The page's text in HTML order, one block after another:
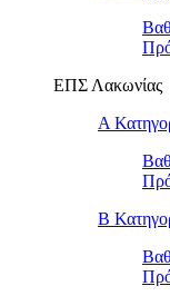
ΕΠΣ Λακωνίας
Α
Β